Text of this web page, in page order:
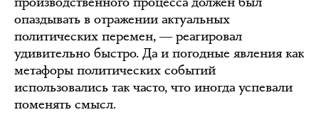
опаздывать в отражении актуальных
политических перемен, ― реагировал
удивительно быстро. Да и погодные явления как
метафоры политических событий
использовались так часто, что иногда успевали
поменять смысл.